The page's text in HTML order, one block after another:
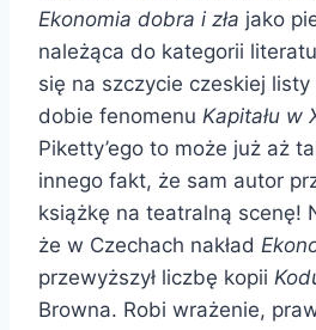
Ekonomia dobra i zła jako
należąca do kategorii
się na szczycie czeskiej
dobie fenomenu Kapitału w
Piketty’ego to może już aż
innego fakt, że sam autor
książkę na teatralną scenę!
że w Czechach nakład
przewyższył liczbę kopii
Browna. Robi wrażenie,